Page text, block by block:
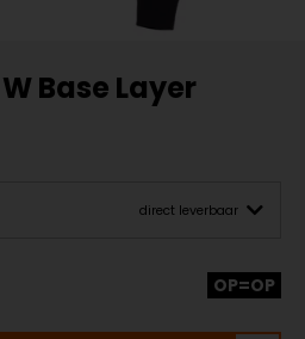
Base Layer
direct leverbaar
OP=OP